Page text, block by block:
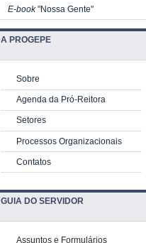
E-book"Nossa Gente"
A PROGEPE
Sobre
Agenda da Pró-Reitora
Setores
Processos Organizacionais
Contatos
GUIA DO SERVIDOR
Assuntos e Formulários